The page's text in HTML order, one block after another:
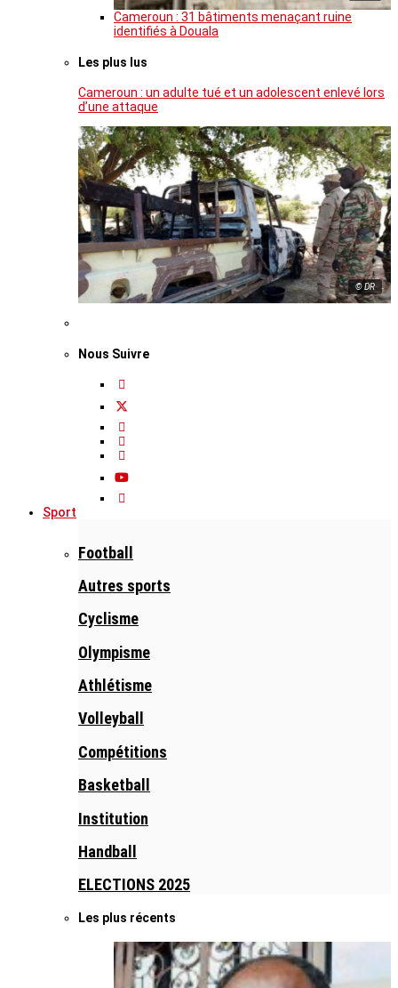
Cameroun : 31 bâtiments menaçant ruine
identifiés à Douala
Les plus lus
Cameroun : un adulte tué et un adolescent enlevé lors
d’une attaque
© DR
Nous Suivre
Sport
Football
Autres sports
Cyclisme
Olympisme
Athlétisme
Volleyball
Compétitions
Basketball
Institution
Handball
ELECTIONS 2025
Les plus récents